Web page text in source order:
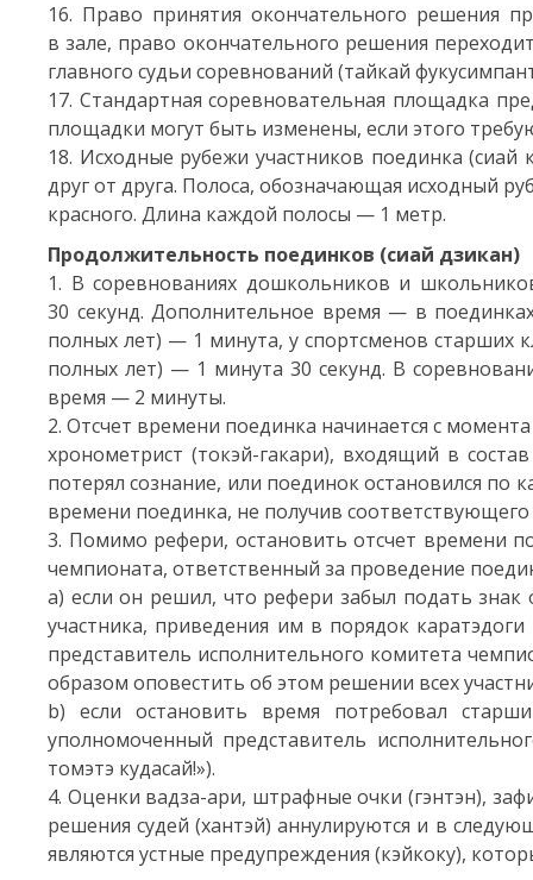
16. Право принятия окончательного решения
в зале, право окончательного решения
главного судьи соревнований (тайкай
17. Стандартная соревновательная площадка
площадки могут быть изменены, если этого
18. Исходные рубежи участников поединка
друг от друга. Полоса, обозначающая исходный
красного. Длина каждой полосы — 1 метр.
Продолжительность поединков (сиай дзикан)
1. В соревнованиях дошкольников и
30 секунд. Дополнительное время — в
полных лет) — 1 минута, у спортсменов старших
полных лет) — 1 минута 30 секунд. В
время — 2 минуты.
2. Отсчет времени поединка начинается с
хронометрист (токэй-гакари), входящий в
потерял сознание, или поединок остановился
времени поединка, не получив соответствующего
3. Помимо рефери, остановить отсчет времени
чемпионата, ответственный за проведение
а) если он решил, что рефери забыл подать
участника, приведения им в порядок
представитель исполнительного комитета
образом оповестить об этом решении всех
b) если остановить время потребовал
уполномоченный представитель
томэтэ кудасай!»).
4. Оценки вадза-ари, штрафные очки (гэнтэн),
решения судей (хантэй) аннулируются и в
являются устные предупреждения (кэйкоку),